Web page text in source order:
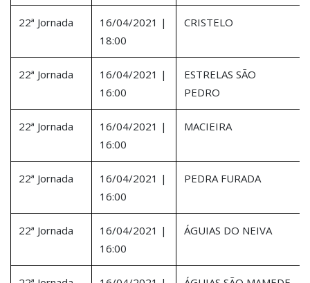
22ª Jornada
16/04/2021 |
18:00
CRISTELO
22ª Jornada
16/04/2021 |
16:00
ESTRELAS SÃO
PEDRO
22ª Jornada
16/04/2021 |
16:00
MACIEIRA
22ª Jornada
16/04/2021 |
16:00
PEDRA FURADA
22ª Jornada
16/04/2021 |
16:00
ÁGUIAS DO NEIVA